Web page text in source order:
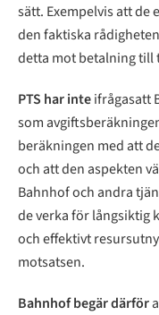
sätt. Exempelvis att de
den faktiska
detta mot betalning till
PTS har inteifrågasatt
som
beräkningen med att
och att den aspekten
Bahnhof och andra
de verka för långsiktig
och effektivt
motsatsen.
Bahnhof begär därför